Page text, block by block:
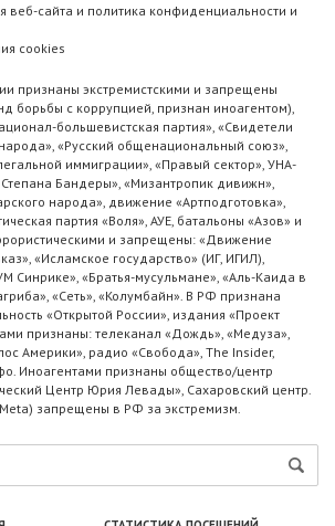
веб-сайта и политика конфиденциальности и
cookies
признаны экстремистскими и запрещены
борьбы с коррупцией, признан иноагентом),
большевистская партия», «Свидетели
«Русский общенациональный союз»,
иммиграции», «Правый сектор», УНА-
Бандеры», «Мизантропик дивижн»,
народа», движение «Артподготовка»,
партия «Воля», АУЕ, батальоны «Азов» и
и запрещены: «Движение
«Исламское государство» (ИГ, ИГИЛ),
Синрике», «Братья-мусульмане», «Аль-Каида в
«Сеть», «Колумбайн». В РФ признана
«Открытой России», издания «Проект
признаны: телеканал «Дождь», «Медуза»,
Америки», радио «Свобода», The Insider,
Иноагентами признаны общество/центр
Центр Юрия Левады», Сахаровский центр.
запрещены в РФ за экстремизм.